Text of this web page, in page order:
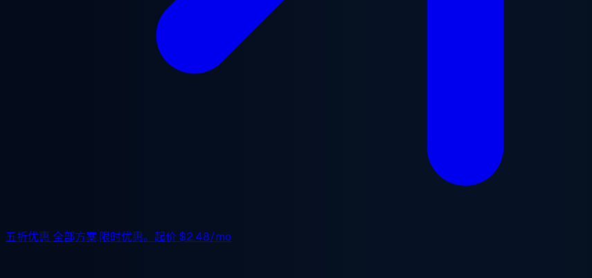
五折优惠 全部方案,限时优惠。起价$2.48/mo